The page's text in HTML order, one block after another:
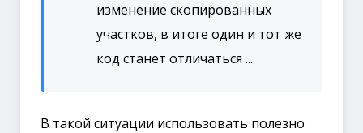
изменение скопированных
участков, в итоге один и тот же
код станет отличаться ...
В такой ситуации использовать полезно